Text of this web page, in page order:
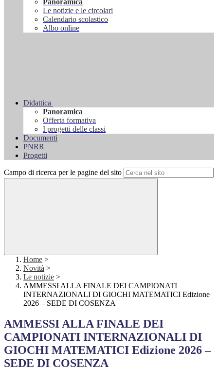
Panoramica
Le notizie e le circolari
Calendario scolastico
Albo online
Didattica
Panoramica
Offerta formativa
I progetti delle classi
Documenti
PNRR
Progetti
Campo di ricerca per le pagine del sito
Home >
Novità >
Le notizie >
AMMESSI ALLA FINALE DEI CAMPIONATI
INTERNAZIONALI DI GIOCHI MATEMATICI Edizione
2026 – SEDE DI COSENZA
AMMESSI ALLA FINALE DEI
CAMPIONATI INTERNAZIONALI DI
GIOCHI MATEMATICI Edizione 2026 –
SEDE DI COSENZA